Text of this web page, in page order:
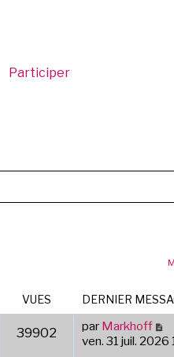
Participer
VUES DERNIER
39902 par Markhoff
ven. 31 juil. 2026